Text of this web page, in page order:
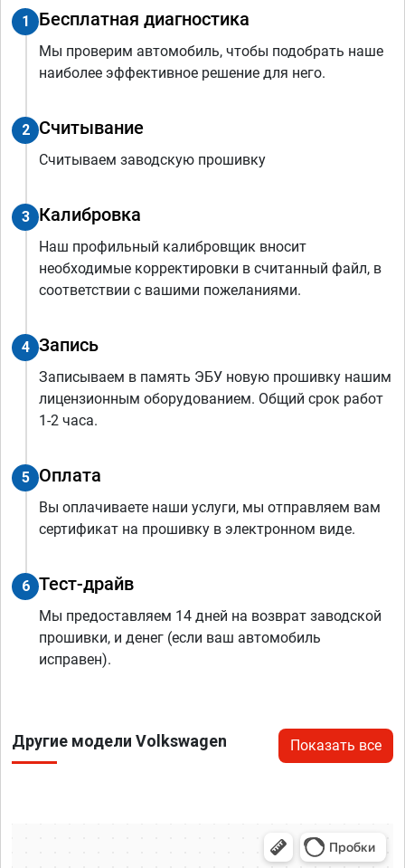
1 Бесплатная диагностика
Мы проверим автомобиль, чтобы подобрать наше
наиболее эффективное решение для него.
2 Считывание
Считываем заводскую прошивку
3 Калибровка
Наш профильный калибровщик вносит
необходимые корректировки в считанный файл, в
соответствии с вашими пожеланиями.
4 Запись
Записываем в память ЭБУ новую прошивку нашим
лицензионным оборудованием. Общий срок работ
1-2 часа.
5 Оплата
Вы оплачиваете наши услуги, мы отправляем вам
сертификат на прошивку в электронном виде.
6 Тест-драйв
Мы предоставляем 14 дней на возврат заводской
прошивки, и денег (если ваш автомобиль
исправен).
Другие модели Volkswagen Показать все